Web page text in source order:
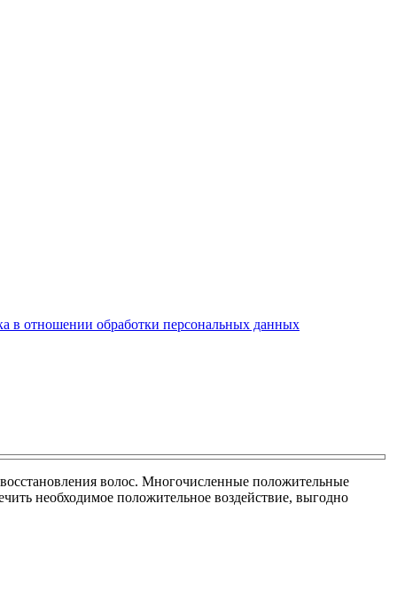
в отношении обработки персональных данных
волос. Многочисленные положительные
необходимое положительное воздействие, выгодно